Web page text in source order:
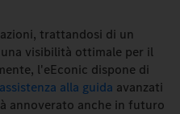
trattandosi di un
visibilità ottimale per il
l'eEconic dispone di
alla guida avanzati
annoverato anche in futuro